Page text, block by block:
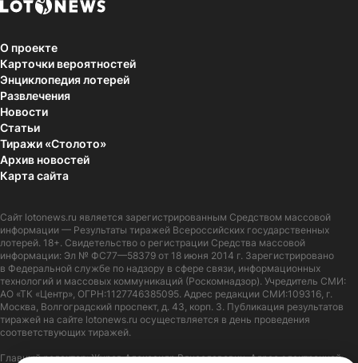
О проекте
Карточки вероятностей
Энциклопедия лотерей
Развлечения
Новости
Статьи
Тиражи «Столото»
Архив новостей
Карта сайта
Сайт lotonews.ru является зарегистрированным Средством массовой
информации — Результаты тиражей Всероссийских государственных
лотерей. 18+. Свидетельство о регистрации Средства массовой
информации: Эл № ФС77—58379 от 18 июня 2014 г. Зарегистрировано
в Федеральной службе по надзору в сфере связи, информационных
технологий и массовых коммуникаций (Роскомнадзор). Учредитель СМИ:
АО «ТК «Центр», ОГРН:1127746385095. Адрес редакции СМИ:109316, г.
Москва, Волгоградский проспект, д. 43, корп. 3. Публикация результатов
тиражей на сайте lotonews.ru осуществляется в день проведения
соответствующих тиражей.
Главный редактор: Журов Александр Вячеславович. Адрес электронной